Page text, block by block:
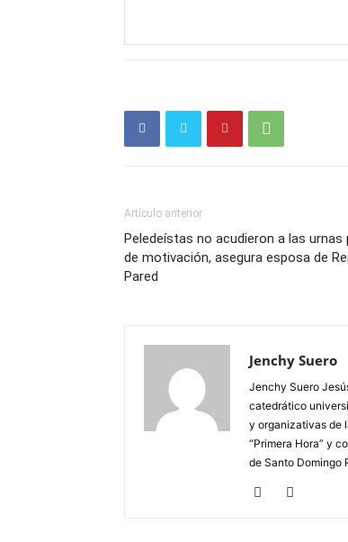
Artículo anterior
Peledeístas no acudieron a las
de motivación, asegura esposa de
Pared
Jenchy Suero
Jenchy Suero
catedrático
y organizativas de
“Primera Hora” y
de Santo Domingo